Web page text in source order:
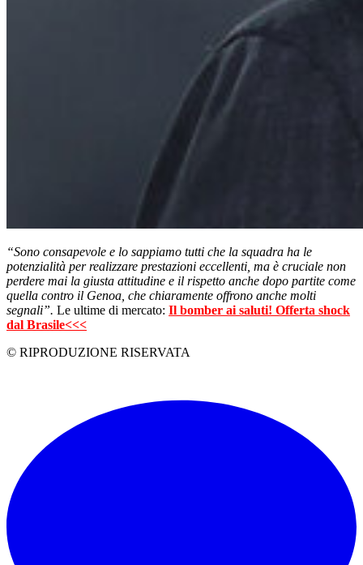
“Sono consapevole e lo sappiamo tutti che la squadra ha le
potenzialità per realizzare prestazioni eccellenti, ma è cruciale non
perdere mai la giusta attitudine e il rispetto anche dopo partite come
quella contro il Genoa, che chiaramente offrono anche molti
segnali”. Le ultime di mercato: Il bomber ai saluti! Offerta shock
dal Brasile<<<
© RIPRODUZIONE RISERVATA